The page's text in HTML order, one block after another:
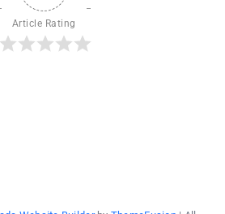
Article Rating